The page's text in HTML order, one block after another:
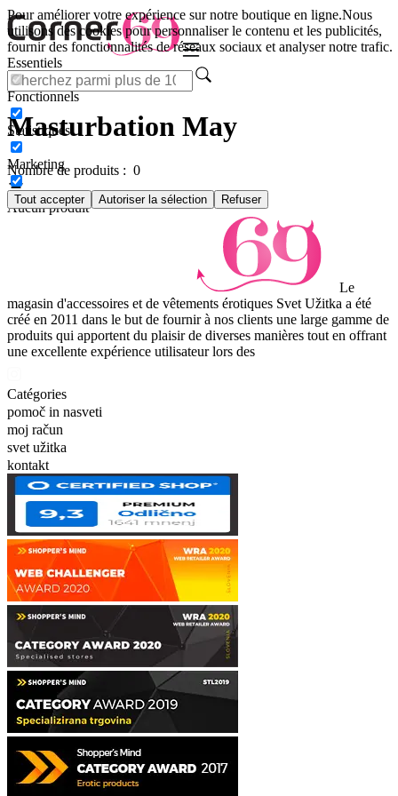
Pour améliorer votre expérience sur notre boutique en ligne.Nous
utilisons des cookies pour personnaliser le contenu et les publicités,
fournir des fonctionnalités de réseaux sociaux et analyser notre trafic.
Essentiels
Fonctionnels
Statistiques
Marketing
Tout accepter Autoriser la sélection Refuser
Masturbation May
Nombre de produits : 0
Aucun produit
Le
magasin d'accessoires et de vêtements érotiques Svet Užitka a été
créé en 2011 dans le but de fournir à nos clients une large gamme de
produits qui apportent du plaisir de diverses manières tout en offrant
une excellente expérience utilisateur lors des
Catégories
pomoč in nasveti
moj račun
svet užitka
kontakt